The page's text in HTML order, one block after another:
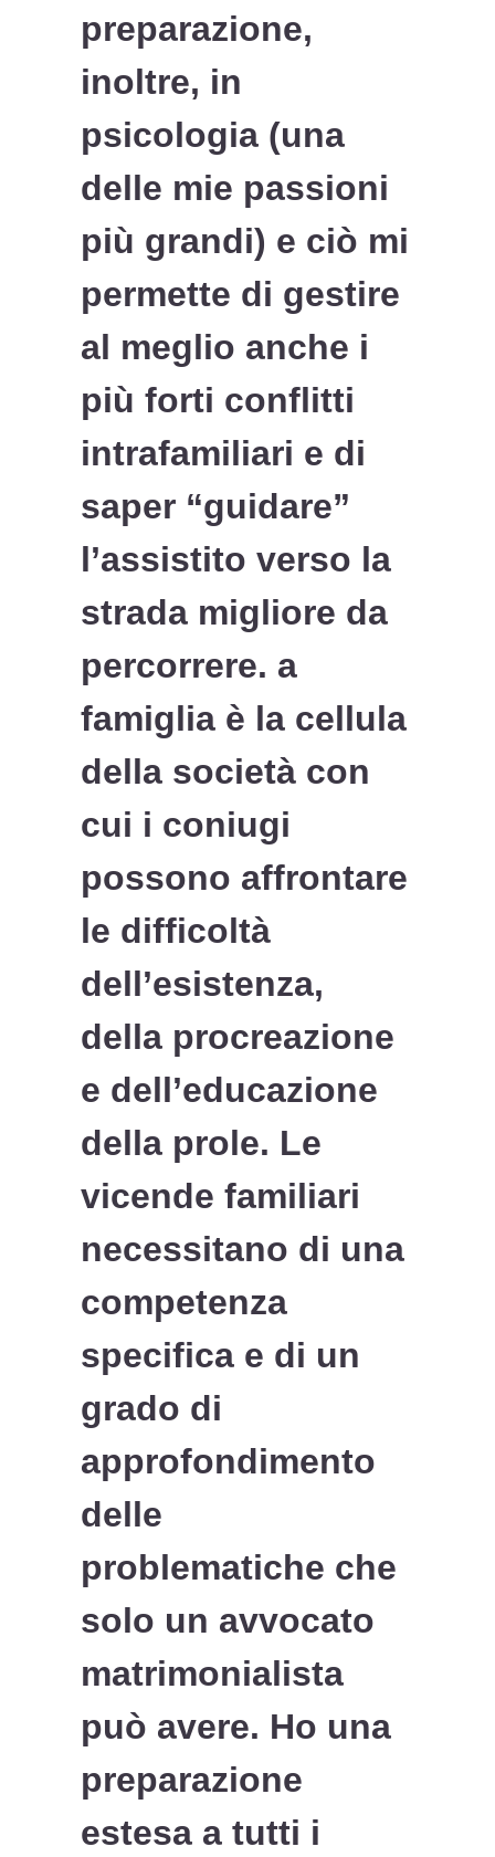
preparazione,
inoltre, in
psicologia (una
delle mie passioni
più grandi) e ciò mi
permette di gestire
al meglio anche i
più forti conflitti
intrafamiliari e di
saper “guidare”
l’assistito verso la
strada migliore da
percorrere. a
famiglia è la cellula
della società con
cui i coniugi
possono affrontare
le difficoltà
dell’esistenza,
della procreazione
e dell’educazione
della prole. Le
vicende familiari
necessitano di una
competenza
specifica e di un
grado di
approfondimento
delle
problematiche che
solo un avvocato
matrimonialista
può avere. Ho una
preparazione
estesa a tutti i